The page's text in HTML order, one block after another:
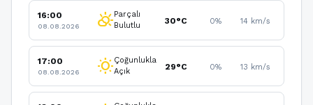
16:00
08.08.2026 partly_cloudy_dayParçalı
Bulutlu
30°C 0% 14 km/s
17:00
08.08.2026 wb_sunnyÇoğunlukla
Açık
29°C 0% 13 km/s